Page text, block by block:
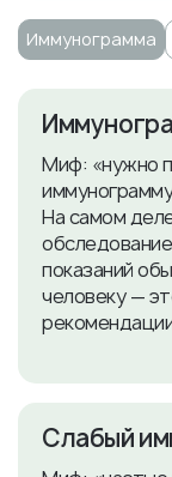
Иммунограмма
Миф: «нужно
На самом
показаний
человеку —
Слабый